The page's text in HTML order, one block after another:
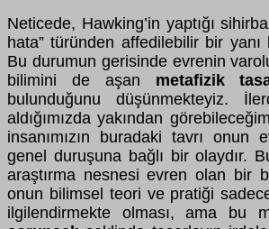
Neticede, Hawking’in yaptığı
hata” türünden affedilebilir bir yanı
Bu durumun gerisinde evrenin
bilimini de aşan metafizik
bulunduğunu düşünmekteyiz.
aldığımızda yakından
insanımızın buradaki tavrı onun
genel duruşuna bağlı bir olaydır.
araştırma nesnesi evren olan bir
onun bilimsel teori ve pratiği
ilgilendirmekte olması, ama bu